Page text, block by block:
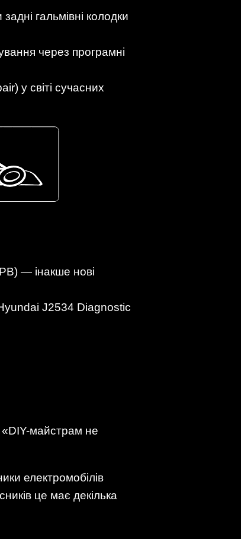
гальмівні колодки
через програмні
у світі сучасних
— інакше нові
J2534 Diagnostic
«DIY-майстрам не
електромобілів
це має декілька